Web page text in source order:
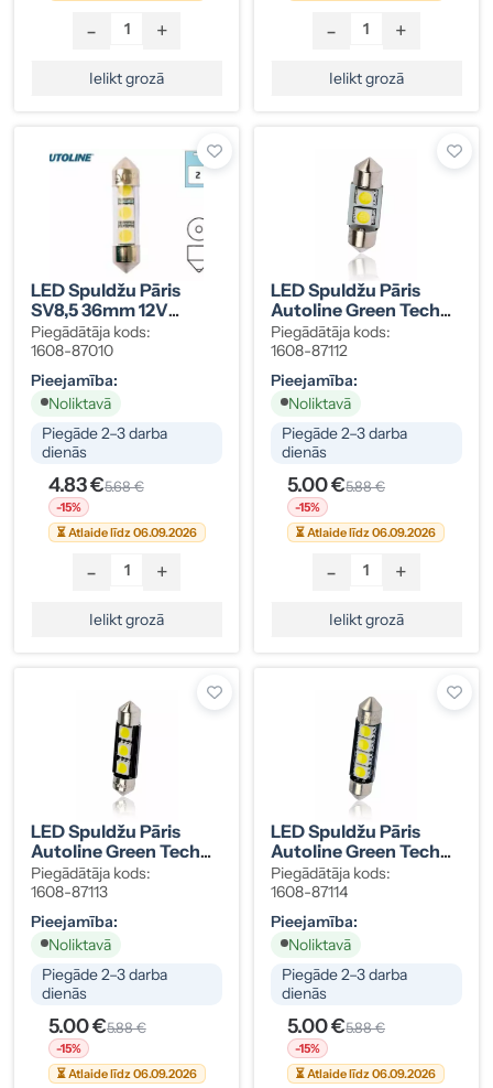
- +
Ielikt grozā
- +
Ielikt grozā
LED Spuldžu Pāris
SV8,5 36mm 12V
0,42W
Piegādātāja kods:
1608-87010
Pieejamība:
Noliktavā
Piegāde 2–3 darba
dienās
4.83 €5.68 €
-15%
⏳ Atlaide līdz 06.09.2026
- +
Ielikt grozā
LED Spuldžu Pāris
Autoline Green Tech
SV8,5 30mm 6000K
Piegādātāja kods:
1608-87112
Pieejamība:
Noliktavā
Piegāde 2–3 darba
dienās
5.00 €5.88 €
-15%
⏳ Atlaide līdz 06.09.2026
- +
Ielikt grozā
LED Spuldžu Pāris
Autoline Green Tech
SV8,5 38mm 6000K
Piegādātāja kods:
1608-87113
Pieejamība:
Noliktavā
Piegāde 2–3 darba
dienās
5.00 €5.88 €
-15%
⏳ Atlaide līdz 06.09.2026
LED Spuldžu Pāris
Autoline Green Tech
SV8,5 43mm 6000K
Piegādātāja kods:
1608-87114
Pieejamība:
Noliktavā
Piegāde 2–3 darba
dienās
5.00 €5.88 €
-15%
⏳ Atlaide līdz 06.09.2026